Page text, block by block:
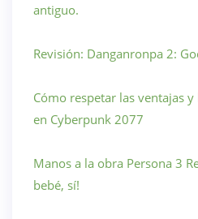
antiguo.
Revisión: Danganronpa 2:
Cómo respetar las ventajas
en Cyberpunk 2077
Manos a la obra Persona 3
bebé, sí!